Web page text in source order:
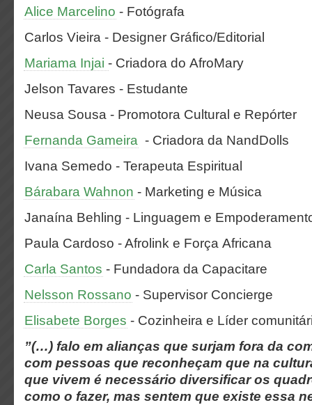
Alice Marcelino - Fotógrafa
Carlos Vieira - Designer Gráfico/Editorial
Mariama Injai - Criadora do AfroMary
Jelson Tavares - Estudante
Neusa Sousa - Promotora Cultural e Repórter
Fernanda Gameira - Criadora da NandDolls
Ivana Semedo - Terapeuta Espiritual
Bárabara Wahnon - Marketing e Música
Janaína Behling - Linguagem e
Paula Cardoso - Afrolink e Força Africana
Carla Santos - Fundadora da Capacitare
Nelsson Rossano - Supervisor Concierge
Elisabete Borges - Cozinheira e Líder
”(…) falo em alianças que surjam fora da
com pessoas que reconheçam que na
que vivem é necessário diversificar os
como o fazer, mas sentem que existe essa